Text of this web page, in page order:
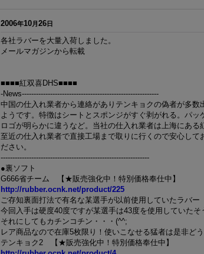
2006年10月 26日
各社ラバーを大量入荷しました。
メールマガジンから転載
■■■■紅双喜DHS■■■■
-News----------------------------------------------------------
中国の仕入れ業者から連絡がありテンキョクの偽者が多数
ようです。特徴はシートとスポンジがすぐ剥がれる。パッ
ロゴが明らかに違うなど。当社の仕入れ業者は上海にある
至近の仕入れ業者で直接工場まで取りに行くので安心して
ださい。
---------------------------------------------------------------
●裏ソフト
G666省チーム 【★販売強化中！特別価格奉仕中】
http://rubber.ocnk.net/product/225
ご存知裏面打法で有名な某選手が以前使用していたラバー
今回入手は硬度40度ですが某選手は43度を使用していたそ
それにしてもカチンコチン・・・(^^;
レア商品なので在庫5枚限り！使いこなせる猛者は是非ど
テンキョク2 【★販売強化中！特別価格奉仕中】